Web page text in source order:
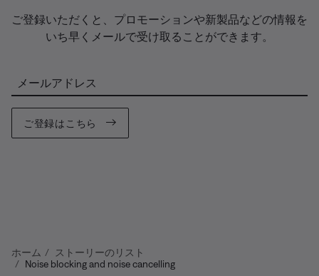
ご登録いただくと、プロモーションや新製品などの情報を
いち早くメールで受け取ることができます。
メールアドレス
ご登録はこちら
ホーム
ストーリーのリスト
Noise blocking and noise cancelling